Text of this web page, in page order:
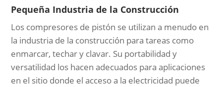
Pequeña Industria de la Construcción
Los compresores de pistón se utilizan a menudo en
la industria de la construcción para tareas como
enmarcar, techar y clavar. Su portabilidad y
versatilidad los hacen adecuados para aplicaciones
en el sitio donde el acceso a la electricidad puede